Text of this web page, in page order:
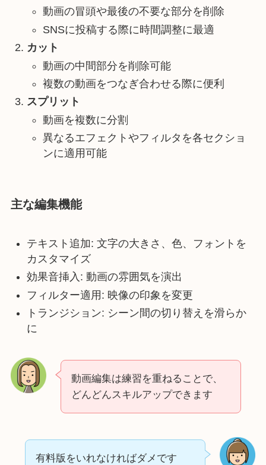
動画の冒頭や最後の不要な部分を削除
SNSに投稿する際に時間調整に最適
カット
動画の中間部分を削除可能
複数の動画をつなぎ合わせる際に便利
スプリット
動画を複数に分割
異なるエフェクトやフィルタを各セクショ
ンに適用可能
主な編集機能
テキスト追加: 文字の大きさ、色、フォントを
カスタマイズ
効果音挿入: 動画の雰囲気を演出
フィルター適用: 映像の印象を変更
トランジション: シーン間の切り替えを滑らか
に
動画編集は練習を重ねることで、
どんどんスキルアップできます
有料版をいれなければダメです